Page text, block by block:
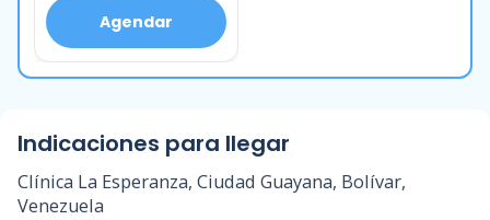
Agendar
Indicaciones para llegar
Clínica La Esperanza, Ciudad Guayana, Bolívar,
Venezuela